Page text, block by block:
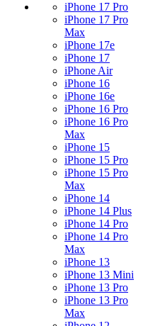
iPhone 17 Pro
iPhone 17 Pro
Max
iPhone 17e
iPhone 17
iPhone Air
iPhone 16
iPhone 16e
iPhone 16 Pro
iPhone 16 Pro
Max
iPhone 15
iPhone 15 Pro
iPhone 15 Pro
Max
iPhone 14
iPhone 14 Plus
iPhone 14 Pro
iPhone 14 Pro
Max
iPhone 13
iPhone 13 Mini
iPhone 13 Pro
iPhone 13 Pro
Max